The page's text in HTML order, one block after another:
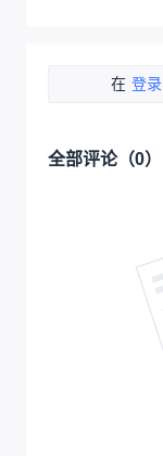
在 登录
全部评论（0）